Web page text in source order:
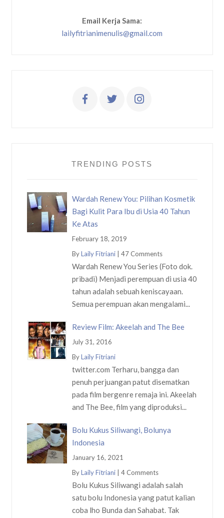
Email Kerja Sama:
lailyfitrianimenulis@gmail.com
TRENDING POSTS
Wardah Renew You: Pilihan Kosmetik
Bagi Kulit Para Ibu di Usia 40 Tahun
Ke Atas
February 18, 2019
ByLaily Fitriani| 47 Comments
Wardah Renew You Series (Foto dok.
pribadi) Menjadi perempuan di usia 40
tahun adalah sebuah keniscayaan.
Semua perempuan akan mengalami...
Review Film: Akeelah and The Bee
July 31, 2016
ByLaily Fitriani
twitter.com Terharu, bangga dan
penuh perjuangan patut disematkan
pada film bergenre remaja ini. Akeelah
and The Bee, film yang diproduksi...
Bolu Kukus Siliwangi, Bolunya
Indonesia
January 16, 2021
ByLaily Fitriani| 4 Comments
Bolu Kukus Siliwangi adalah salah
satu bolu Indonesia yang patut kalian
coba lho Bunda dan Sahabat. Tak